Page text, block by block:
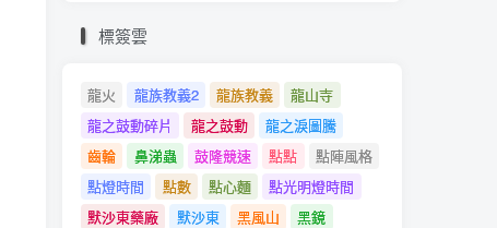
標簽雲
龍火 龍族教義2 龍族教義
龍山寺
龍之鼓動碎片
龍之鼓動
龍之淚圖騰
齒輪
鼻涕蟲 鼓隆競速 點點
點陣風格
點燈時間
點數 點心麵
點光明燈時間
默沙東藥廠
默沙東 黑風山 黑鏡